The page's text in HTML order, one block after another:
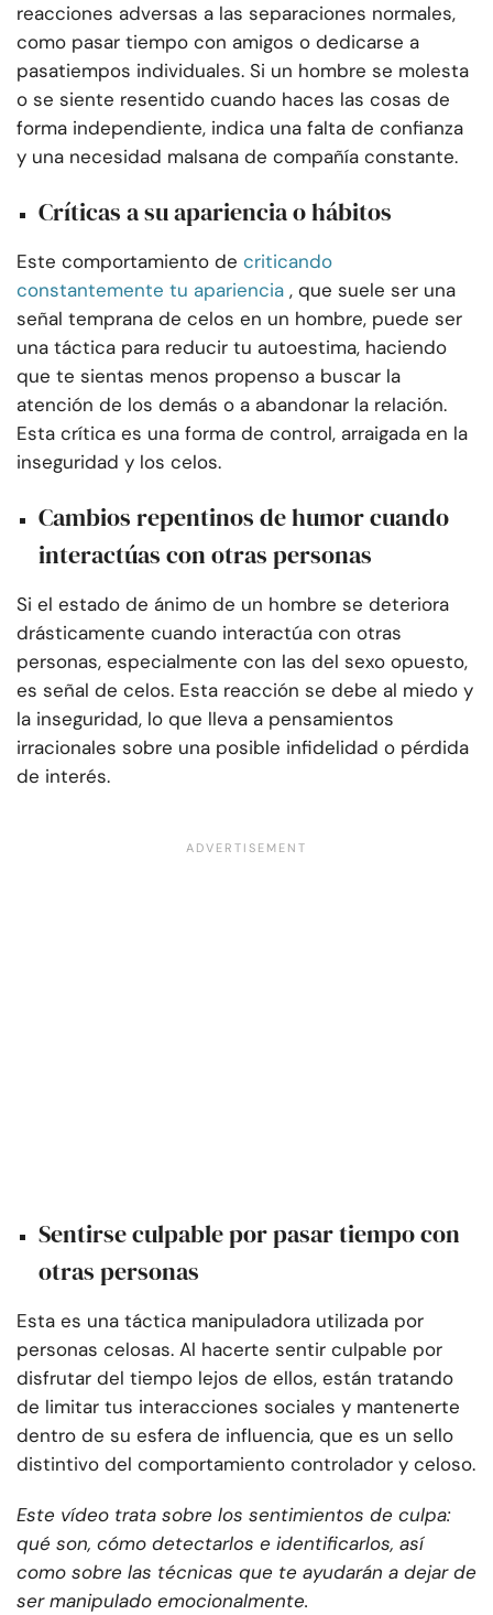
reacciones adversas a las separaciones normales,
como pasar tiempo con amigos o dedicarse a
pasatiempos individuales. Si un hombre se molesta
o se siente resentido cuando haces las cosas de
forma independiente, indica una falta de confianza
y una necesidad malsana de compañía constante.
Críticas a su apariencia o hábitos
Este comportamiento de criticando
constantemente tu apariencia , que suele ser una
señal temprana de celos en un hombre, puede ser
una táctica para reducir tu autoestima, haciendo
que te sientas menos propenso a buscar la
atención de los demás o a abandonar la relación.
Esta crítica es una forma de control, arraigada en la
inseguridad y los celos.
Cambios repentinos de humor cuando
interactúas con otras personas
Si el estado de ánimo de un hombre se deteriora
drásticamente cuando interactúa con otras
personas, especialmente con las del sexo opuesto,
es señal de celos. Esta reacción se debe al miedo y
la inseguridad, lo que lleva a pensamientos
irracionales sobre una posible infidelidad o pérdida
de interés.
Sentirse culpable por pasar tiempo con
otras personas
Esta es una táctica manipuladora utilizada por
personas celosas. Al hacerte sentir culpable por
disfrutar del tiempo lejos de ellos, están tratando
de limitar tus interacciones sociales y mantenerte
dentro de su esfera de influencia, que es un sello
distintivo del comportamiento controlador y celoso.
Este vídeo trata sobre los sentimientos de culpa:
qué son, cómo detectarlos e identificarlos, así
como sobre las técnicas que te ayudarán a dejar de
ser manipulado emocionalmente.